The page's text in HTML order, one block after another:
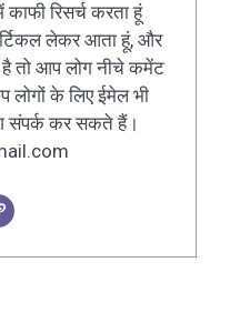
रिसर्च करता हूं
लेकर आता हूं, और
तो आप लोग नीचे कमेंट
के लिए ईमेल भी
संपर्क कर सकते हैं।